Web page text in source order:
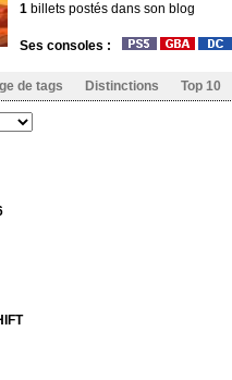
1 billets postés dans son blog
Ses consoles :
de tags Distinctions Top 10